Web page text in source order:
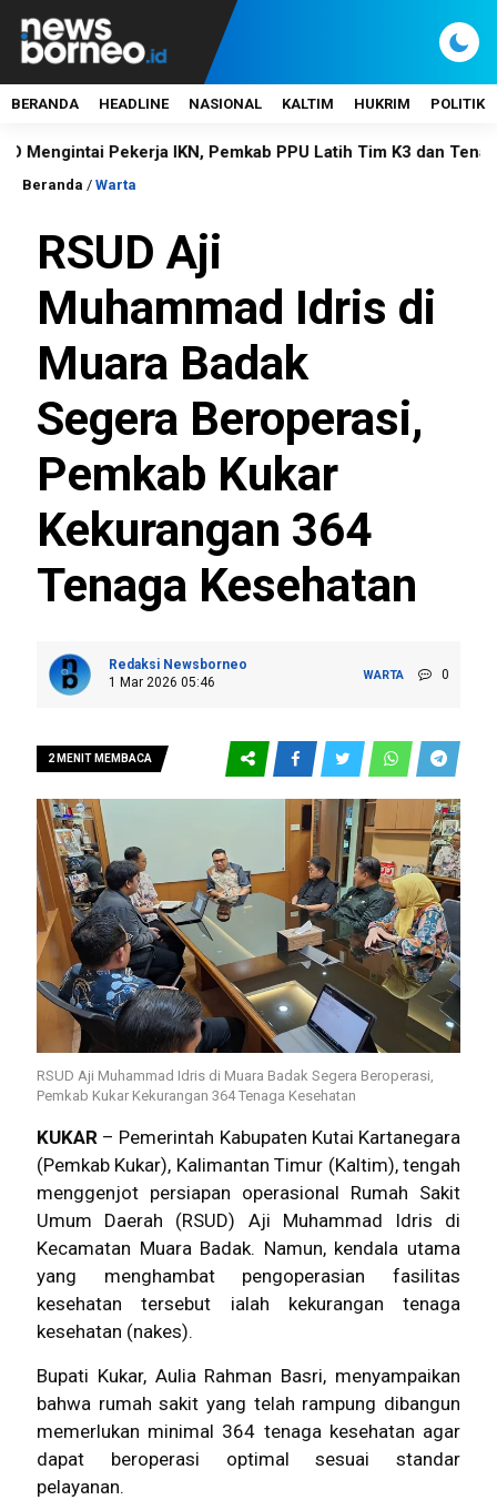
BERANDA HEADLINE NASIONAL KALTIM HUKRIM POLITIK
Pekerja IKN, Pemkab PPU Latih Tim K3 dan Tenaga Medis
Beranda / Warta
RSUD Aji
Muhammad Idris di
Muara Badak
Segera Beroperasi,
Pemkab Kukar
Kekurangan 364
Tenaga Kesehatan
Redaksi Newsborneo
1 Mar 2026 05:46
WARTA 0
2 MENIT MEMBACA
RSUD Aji Muhammad Idris di Muara Badak Segera Beroperasi,
Pemkab Kukar Kekurangan 364 Tenaga Kesehatan
KUKAR – Pemerintah Kabupaten Kutai Kartanegara
(Pemkab Kukar), Kalimantan Timur (Kaltim), tengah
menggenjot persiapan operasional Rumah Sakit
Umum Daerah (RSUD) Aji Muhammad Idris di
Kecamatan Muara Badak. Namun, kendala utama
yang menghambat pengoperasian fasilitas
kesehatan tersebut ialah kekurangan tenaga
kesehatan (nakes).
Bupati Kukar, Aulia Rahman Basri, menyampaikan
bahwa rumah sakit yang telah rampung dibangun
memerlukan minimal 364 tenaga kesehatan agar
dapat beroperasi optimal sesuai standar
pelayanan.